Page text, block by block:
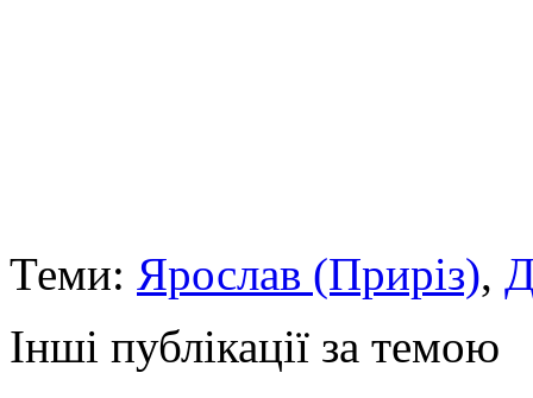
Теми: Ярослав (Приріз),
Інші публікації за темою